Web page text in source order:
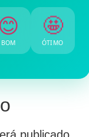
😊
BOM
🤩
ÓTIMO